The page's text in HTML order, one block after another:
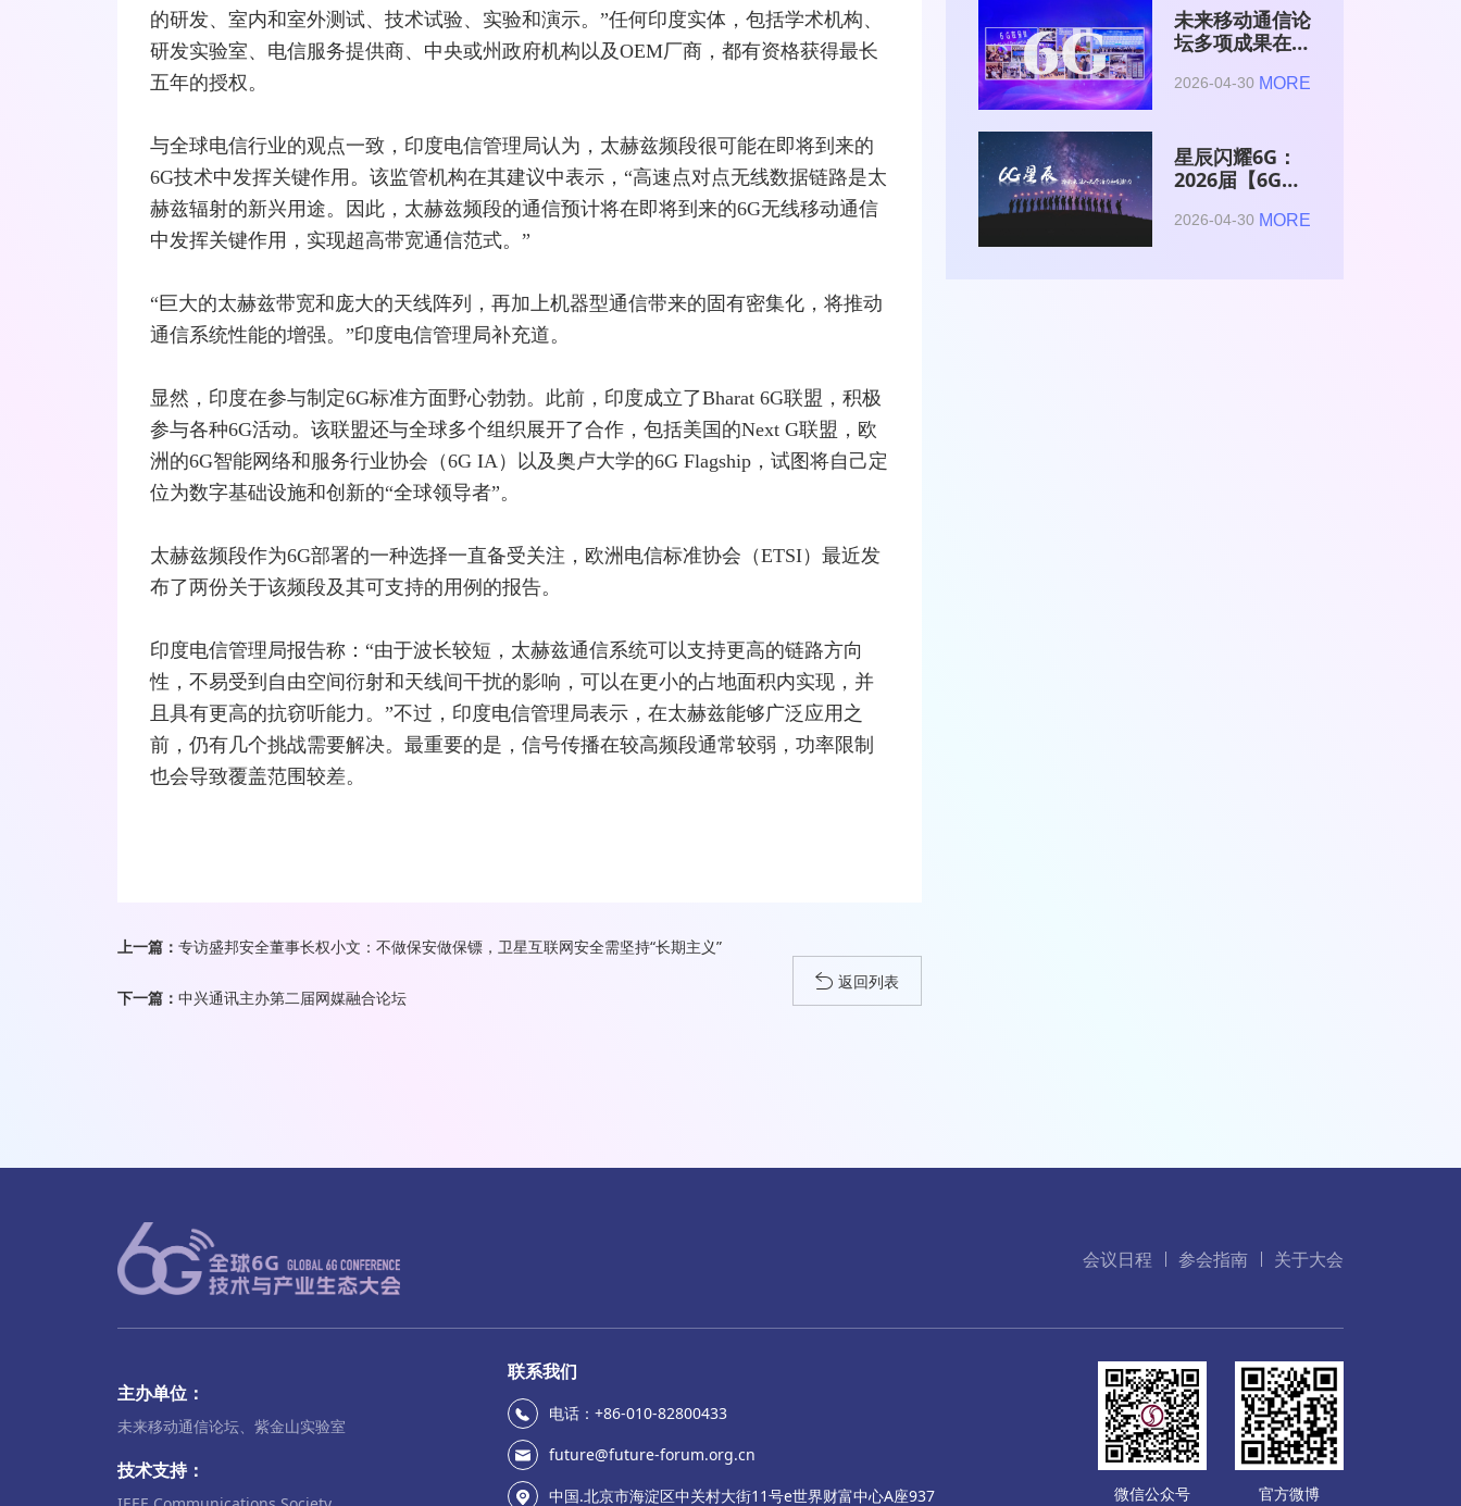
的研发、室内和室外测试、技术试验、实验和演示。”任何印度实体，包括学术机构、
研发实验室、电信服务提供商、中央或州政府机构以及OEM厂商，都有资格获得最长
五年的授权。
与全球电信行业的观点一致，印度电信管理局认为，太赫兹频段很可能在即将到来的
6G技术中发挥关键作用。该监管机构在其建议中表示，“高速点对点无线数据链路是太
赫兹辐射的新兴用途。因此，太赫兹频段的通信预计将在即将到来的6G无线移动通信
中发挥关键作用，实现超高带宽通信范式。”
“巨大的太赫兹带宽和庞大的天线阵列，再加上机器型通信带来的固有密集化，将推动
通信系统性能的增强。”印度电信管理局补充道。
显然，印度在参与制定6G标准方面野心勃勃。此前，印度成立了Bharat 6G联盟，积极
参与各种6G活动。该联盟还与全球多个组织展开了合作，包括美国的Next G联盟，欧
洲的6G智能网 络和服务行业协会（6G IA）以及奥卢大学的6G Flagship，试图将自己定
位为数字基础设施和创新的“全球领导者”。
太赫兹频段作为6G部署的一种选择一直备受关注，欧洲电信标准协会（ETSI）最近发
布了两份关于该频段及其可支持的用例的报告。
印度电信管理局报告称：“由于波长较短，太赫兹通信系统可以支持更高的链路方向
性，不易受到自由空间衍射和天线间干扰的影响，可以在更小的占地面积内实现，并
且具有更高的抗窃听能力。”不过，印度电信管理局表示，在太赫兹能够广泛应用之
前，仍有几个挑战需要解决。最重要的是，信号传播在较高频段通常较弱，功率限制
也会导致覆盖范围较差。
上一篇： 专访盛邦安全董事长权小文：不做保安做保镖，卫星互联网安全需坚持“长期主义”
下一篇： 中兴通讯主办第二届网媒融合论坛
返回列表
未来移动通信论
坛多项成果在
术与产业生态大
2026-04-30 MORE
星辰闪耀6G：
2026届【6G星
与博士获颁证书
2026-04-30 MORE
会议日程 参会指南 关于大会
主办单位：
未来移动通信论坛、紫金山实验室
技术支持：
联系我们
电话：+86-010-82800433
future@future-forum.org.cn
中国.北京市海淀区中关村大街11号e世界财富中心A座937
微信公众号 官方微博